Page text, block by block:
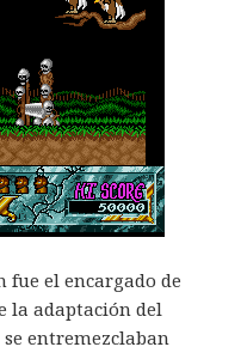
fue el encargado de
la adaptación del
entremezclaban